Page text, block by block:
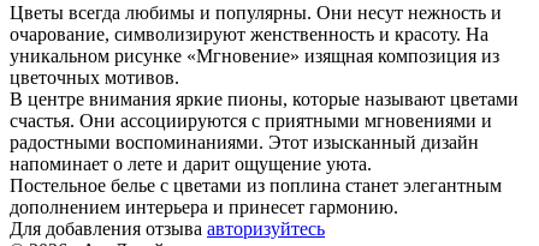
Цветы всегда любимы и популярны. Они несут нежность и
очарование, символизируют женственность и красоту. На
уникальном рисунке «Мгновение» изящная композиция из
цветочных мотивов.
В центре внимания яркие пионы, которые называют цветами
счастья. Они ассоциируются с приятными мгновениями и
радостными воспоминаниями. Этот изысканный дизайн
напоминает о лете и дарит ощущение уюта.
Постельное белье с цветами из поплина станет элегантным
дополнением интерьера и принесет гармонию.
Для добавления отзыва авторизуйтесь